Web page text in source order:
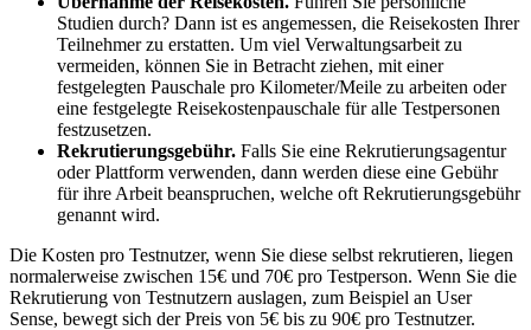
Studien durch? Dann ist es angemessen, die Reisekosten Ihrer
Teilnehmer zu erstatten. Um viel Verwaltungsarbeit zu
vermeiden, können Sie in Betracht ziehen, mit einer
festgelegten Pauschale pro Kilometer/Meile zu arbeiten oder
eine festgelegte Reisekostenpauschale für alle Testpersonen
festzusetzen.
Rekrutierungsgebühr. Falls Sie eine Rekrutierungsagentur
oder Plattform verwenden, dann werden diese eine Gebühr
für ihre Arbeit beanspruchen, welche oft Rekrutierungsgebühr
genannt wird.
Die Kosten pro Testnutzer, wenn Sie diese selbst rekrutieren, liegen
normalerweise zwischen 15€ und 70€ pro Testperson. Wenn Sie die
Rekrutierung von Testnutzern auslagen, zum Beispiel an User
Sense, bewegt sich der Preis von 5€ bis zu 90€ pro Testnutzer.